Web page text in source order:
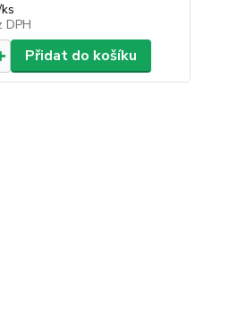
ks
DPH
Přidat do košíku